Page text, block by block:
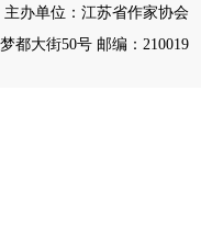
主办单位：江苏省作家协会
梦都大街50号 邮编：210019